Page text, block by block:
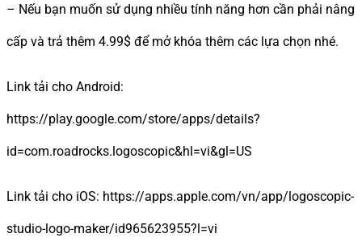
– Nếu bạn muốn sử dụng nhiều tính năng hơn cần phải nâng
cấp và trả thêm 4.99$ để mở khóa thêm các lựa chọn nhé.
Link tải cho Android:
https://play.google.com/store/apps/details?
id=com.roadrocks.logoscopic&hl=vi&gl=US
Link tải cho iOS: https://apps.apple.com/vn/app/logoscopic-
studio-logo-maker/id965623955?l=vi